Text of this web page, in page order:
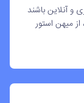
آنلاین باشند
میهن استور